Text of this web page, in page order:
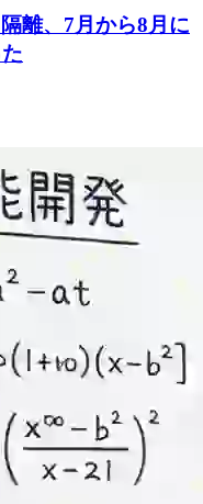
離、7月から8月に